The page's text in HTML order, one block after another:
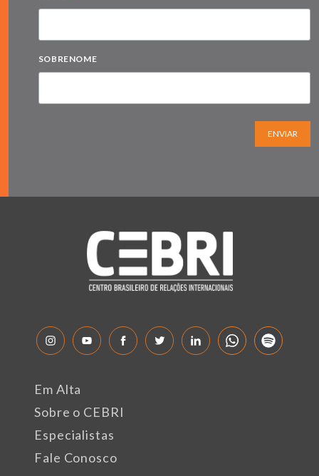
SOBRENOME
ENVIAR
Em Alta
Sobre o CEBRI
Especialistas
Fale Conosco